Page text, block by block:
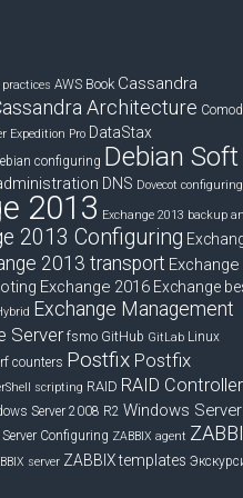
AWS Book Cassandra
Architecture
Expedition Pro DataStax
configuring Debian Soft
DNS Dovecot configuring
2013 Exchange 2013 backup
2013 Configuring
2013 transport Exchange
Exchange 2016 Exchange
Exchange Management
Server fsmo GitHub GitLab Linux
counters Postfix Postfix
scripting RAID RAID
Server 2008 R2 Windows Server
Configuring ZABBIX agent
server ZABBIX templates